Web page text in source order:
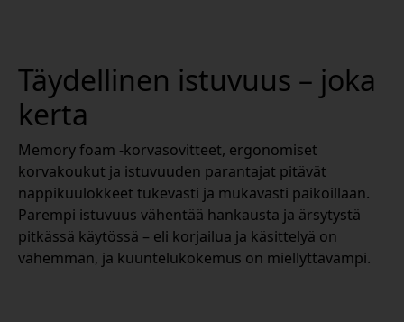
Täydellinen istuvuus – joka
kerta
Memory foam -korvasovitteet, ergonomiset
korvakoukut ja istuvuuden parantajat pitävät
nappikuulokkeet tukevasti ja mukavasti paikoillaan.
Parempi istuvuus vähentää hankausta ja ärsytystä
pitkässä käytössä – eli korjailua ja käsittelyä on
vähemmän, ja kuuntelukokemus on miellyttävämpi.